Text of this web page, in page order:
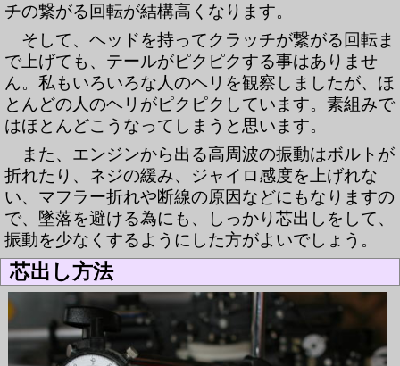
チの繋がる回転が結構高くなります。
そして、ヘッドを持ってクラッチが繋がる回転ま
で上げても、テールがピクピクする事はありませ
ん。私もいろいろな人のヘリを観察しましたが、ほ
とんどの人のヘリがピクピクしています。素組みで
はほとんどこうなってしまうと思います。
また、エンジンから出る高周波の振動はボルトが
折れたり、ネジの緩み、ジャイロ感度を上げれな
い、マフラー折れや断線の原因などにもなりますの
で、墜落を避ける為にも、しっかり芯出しをして、
振動を少なくするようにした方がよいでしょう。
芯出し方法